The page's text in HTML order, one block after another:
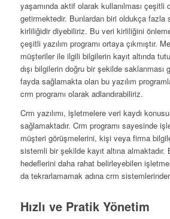
yaşamında aktif olarak kullanılması çeşitli
getirmektedir. Bunlardan biri oldukça fazla
kirliliğidir diyebiliriz. Bu veri kirliliğini
çeşitli yazılım programı ortaya çıkmıştır.
müşteriler ile ilgili bilgilerin kayıt altında
dışı bilgilerin doğru bir şekilde saklanması
fayda sağlamakta olan bu yazılım
crm programı olarak adlandırabiliriz.
Crm yazılımı, işletmelere veri kaydı
sağlamaktadır. Crm programı sayesinde
müşteri görüşmelerini, kişi veya firma
sistemli bir şekilde kayıt altına
hedeflerini daha rahat belirleyebilen
da tekrarlamamak adına crm
Hızlı ve Pratik Yönetim